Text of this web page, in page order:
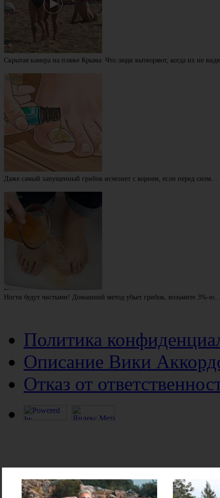
Скрытая камера на пляже Крыма: Что люди вытворяют, когда их не
Даже самый запущенный грибок исчезнет с корнем, если перед сном…
Ногти будут чистыми! Домашний метод убьет грибок, возьмите 3%-
Политика
Описание Вики
Отказ от